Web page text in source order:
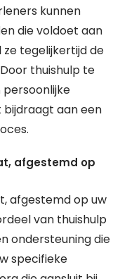
kunnen
die voldoet aan
tegelijkertijd de
thuishulp te
aan een
afgestemd op
afgestemd op uw
van thuishulp
ondersteuning die
specifieke